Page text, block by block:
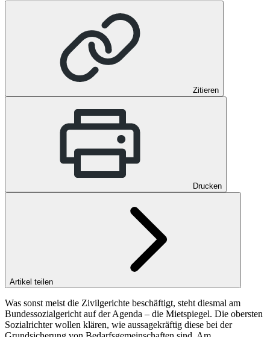
Zitieren
Drucken
Artikel teilen
Was sonst meist die Zivilgerichte beschäftigt, steht diesmal am
Bundessozialgericht auf der Agenda – die Mietspiegel. Die obersten
Sozialrichter wollen klären, wie aussagekräftig diese bei der